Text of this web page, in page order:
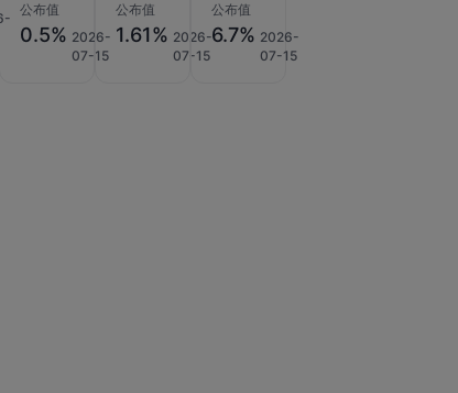
公布值
0.5% 2026-
07-15
公布值
1.61% 2026-
07-15
公布值
6.7% 2026-
07-15